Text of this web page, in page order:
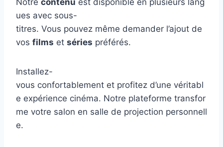
ues avec sous-
titres. Vous pouvez même demander l’ajout de
vos films et séries préférés.
Installez-
vous confortablement et profitez d’une véritabl
e expérience cinéma. Notre plateforme transfor
me votre salon en salle de projection personnell
e.